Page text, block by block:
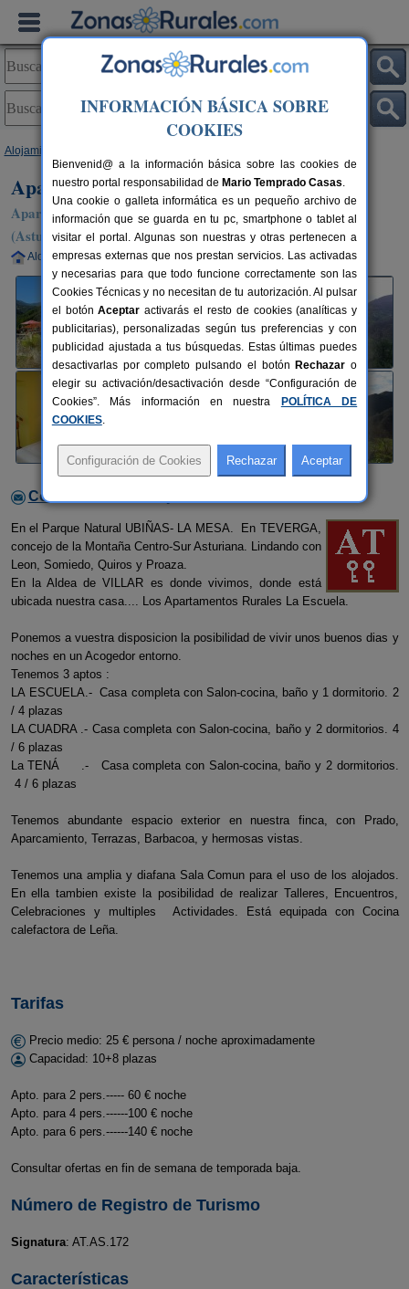
Alojamientos
Apartamentos Rurales La Escuela
Apartamentos Rurales en Villar / San Martín de Teverga
(Asturias)
Alquiler completo 10+8 plazas 40 km de Oviedo
Contactar con el alojamiento
En el Parque Natural UBIÑAS- LA MESA. En TEVERGA,
concejo de la Montaña Centro-Sur Asturiana. Lindando con
Leon, Somiedo, Quiros y Proaza.
En la Aldea de VILLAR es donde vivimos, donde está
ubicada nuestra casa.... Los Apartamentos Rurales La Escuela.
Ponemos a vuestra disposicion la posibilidad de vivir unos buenos dias y
noches en un Acogedor entorno.
Tenemos 3 aptos :
LA ESCUELA.- Casa completa con Salon-cocina, baño y 1 dormitorio. 2
/ 4 plazas
LA CUADRA .- Casa completa con Salon-cocina, baño y 2 dormitorios. 4
/ 6 plazas
La TENÁ .- Casa completa con Salon-cocina, baño y 2 dormitorios.
4 / 6 plazas
Tenemos abundante espacio exterior en nuestra finca, con Prado,
Aparcamiento, Terrazas, Barbacoa, y hermosas vistas.
Tenemos una amplia y diafana Sala Comun para el uso de los alojados.
En ella tambien existe la posibilidad de realizar Talleres, Encuentros,
Celebraciones y multiples Actividades. Está equipada con Cocina
calefactora de Leña.
Tarifas
Precio medio: 25 € persona / noche aproximadamente
Capacidad: 10+8 plazas
Apto. para 2 pers.----- 60 € noche
Apto. para 4 pers.------100 € noche
Apto. para 6 pers.------140 € noche
Consultar ofertas en fin de semana de temporada baja.
Número de Registro de Turismo
Signatura: AT.AS.172
Características
INFORMACIÓN BÁSICA SOBRE
COOKIES
Bienvenid@ a la información básica sobre las cookies de
nuestro portal responsabilidad de Mario Temprado Casas.
Una cookie o galleta informática es un pequeño archivo de
información que se guarda en tu pc, smartphone o tablet al
visitar el portal. Algunas son nuestras y otras pertenecen a
empresas externas que nos prestan servicios. Las activadas
y necesarias para que todo funcione correctamente son las
Cookies Técnicas y no necesitan de tu autorización. Al pulsar
el botónAceptar activarás el resto de cookies (analíticas y
publicitarias), personalizadas según tus preferencias y con
publicidad ajustada a tus búsquedas. Estas últimas puedes
desactivarlas por completo pulsando el botón Rechazar o
elegir su activación/desactivación desde “Configuración de
Cookies”. Más información en nuestra
POLÍTICA DE
COOKIES.